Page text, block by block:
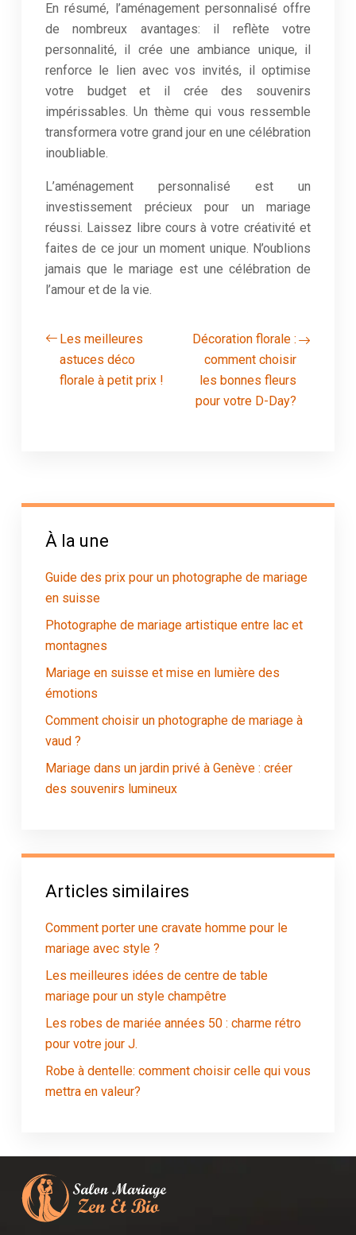
En résumé, l’aménagement personnalisé offre
de nombreux avantages: il reflète votre
personnalité, il crée une ambiance unique, il
renforce le lien avec vos invités, il optimise
votre budget et il crée des souvenirs
impérissables. Un thème qui vous ressemble
transformera votre grand jour en une célébration
inoubliable.
L’aménagement personnalisé est un
investissement précieux pour un mariage
réussi. Laissez libre cours à votre créativité et
faites de ce jour un moment unique. N’oublions
jamais que le mariage est une célébration de
l’amour et de la vie.
Les meilleures
astuces déco
florale à petit prix !
Décoration florale :
comment choisir
les bonnes fleurs
pour votre D-Day?
À la une
Guide des prix pour un photographe de mariage
en suisse
Photographe de mariage artistique entre lac et
montagnes
Mariage en suisse et mise en lumière des
émotions
Comment choisir un photographe de mariage à
vaud ?
Mariage dans un jardin privé à Genève : créer
des souvenirs lumineux
Articles similaires
Comment porter une cravate homme pour le
mariage avec style ?
Les meilleures idées de centre de table
mariage pour un style champêtre
Les robes de mariée années 50 : charme rétro
pour votre jour J.
Robe à dentelle: comment choisir celle qui vous
mettra en valeur?